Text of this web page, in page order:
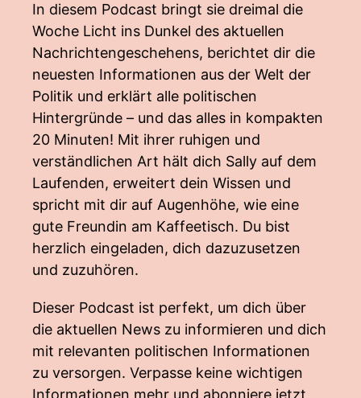
In diesem Podcast bringt sie dreimal die
Woche Licht ins Dunkel des aktuellen
Nachrichtengeschehens, berichtet dir die
neuesten Informationen aus der Welt der
Politik und erklärt alle politischen
Hintergründe – und das alles in kompakten
20 Minuten! Mit ihrer ruhigen und
verständlichen Art hält dich Sally auf dem
Laufenden, erweitert dein Wissen und
spricht mit dir auf Augenhöhe, wie eine
gute Freundin am Kaffeetisch. Du bist
herzlich eingeladen, dich dazuzusetzen
und zuzuhören.
Dieser Podcast ist perfekt, um dich über
die aktuellen News zu informieren und dich
mit relevanten politischen Informationen
zu versorgen. Verpasse keine wichtigen
Informationen mehr und abonniere jetzt